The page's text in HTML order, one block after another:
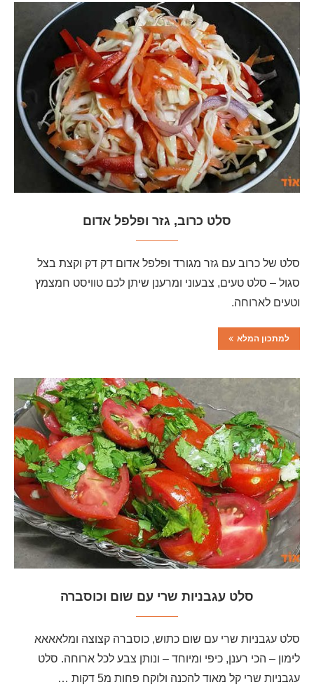
סלט כרוב, גזר ופלפל אדום
סלט של כרוב עם גזר מגורד ופלפל אדום דק דק וקצת בצל
סגול – סלט טעים, צבעוני ומרענן שיתן לכם טוויסט חמצמץ
וטעים לארוחה.
למתכון המלא
סלט עגבניות שרי עם שום וכוסברה
סלט עגבניות שרי עם שום כתוש, כוסברה קצוצה ומלאאאא
לימון – הכי רענן, כיפי ומיוחד – ונותן צבע לכל ארוחה. סלט
עגבניות שרי קל מאוד להכנה ולוקח פחות מ5 דקות …